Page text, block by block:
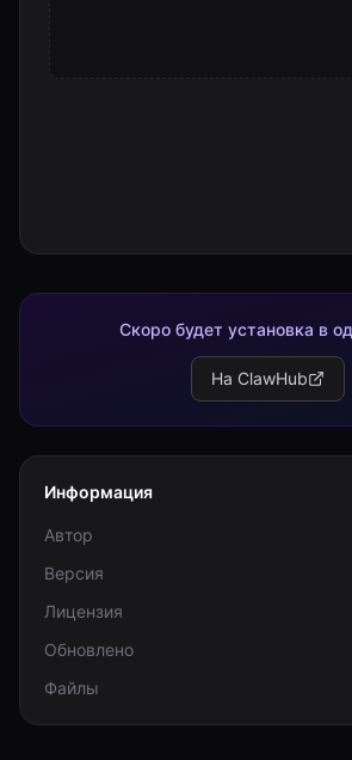
Скоро будет установка в
На ClawHub
Информация
Автор
Версия
Лицензия
Обновлено
Файлы